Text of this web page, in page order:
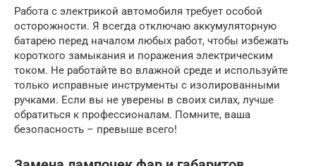
Работа с электрикой автомобиля требует особой
осторожности. Я всегда отключаю аккумуляторную
батарею перед началом любых работ, чтобы избежать
короткого замыкания и поражения электрическим
током. Не работайте во влажной среде и используйте
только исправные инструменты с изолированными
ручками. Если вы не уверены в своих силах, лучше
обратиться к профессионалам. Помните, ваша
безопасность – превыше всего!